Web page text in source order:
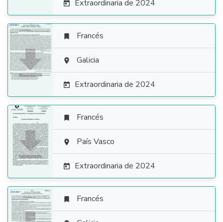
 Extraordinaria de 2024

 Francés
 Galicia
 Extraordinaria de 2024

 Francés
 País Vasco
 Extraordinaria de 2024
 Francés